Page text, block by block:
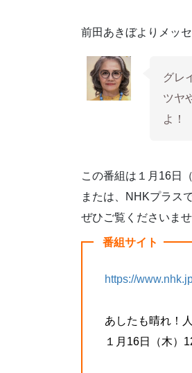
前⽥あきぼよりメッセ
グレ
ツヤ
よ！
この番組は１⽉16⽇
または、NHKプラス
ぜひご覧くださいませ
番組サイト
https://
あしたも晴れ！
１⽉16⽇（⽊）